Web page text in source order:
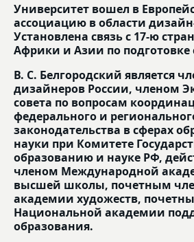
Университет вошел в
ассоциацию в области
Установлена связь с 17-ю
Африки и Азии по подготовке
В. С. Белгородский является
дизайнеров России, членом
совета по вопросам
федерального и
законодательства в сферах
науки при Комитете
образованию и науке РФ,
членом Международной
высшей школы, почетным
академии художеств,
Национальной академии
образования.